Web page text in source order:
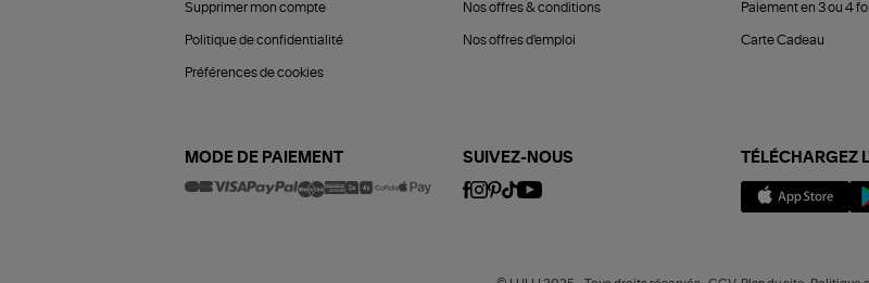
Supprimer mon compte
Politique de confidentialité
Préférences de cookies
Nos offres & conditions
Nos offres d'emploi
Paiement en 3 ou 4
Carte Cadeau
MODE DE PAIEMENT SUIVEZ-NOUS TÉLÉCHARGEZ